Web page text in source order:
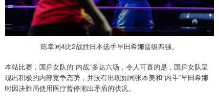
陈幸同4比2战胜日本选手早田希娜晋级四强。
本站比赛，国乒女队的“内战”多达六场，令人可喜的是，国乒女队呈
现出积极的内部竞争态势，并没有出现如同张本美和“内斗”早田希娜
时因决胜局使用医疗暂停闹出矛盾的状况。